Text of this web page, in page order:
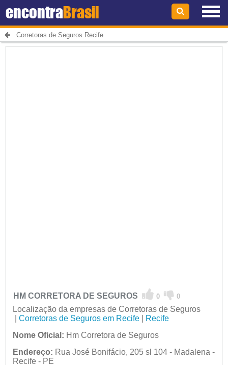
encontraBrasil
Corretoras de Seguros Recife
HM CORRETORA DE SEGUROS 0 0
Localização da empresas de Corretoras de Seguros
Corretoras de Seguros em Recife|
Recife
Nome Oficial: Hm Corretora de Seguros
Endereço: Rua José Bonifácio, 205 sl 104 - Madalena -
Recife - PE